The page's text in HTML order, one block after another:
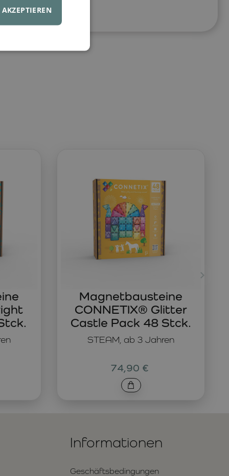
STEAM, ab 3 Jahren
Magnetbausteine
CONNETIX® Glitter
Castle Pack 48 Stck.
74,90 €
Informationen
Geschäftsbedingungen
AKZEPTIEREN